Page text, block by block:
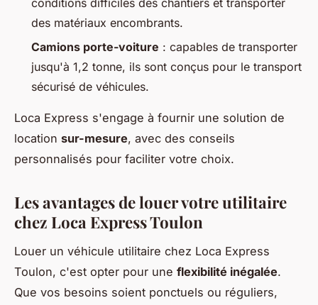
des matériaux encombrants.
Camions porte-voiture : capables de transporter
jusqu'à 1,2 tonne, ils sont conçus pour le transport
sécurisé de véhicules.
Loca Express s'engage à fournir une solution de
location sur-mesure, avec des conseils
personnalisés pour faciliter votre choix.
Les avantages de louer votre utilitaire
chez Loca Express Toulon
Louer un véhicule utilitaire chez Loca Express
Toulon, c'est opter pour une flexibilité inégalée.
Que vos besoins soient ponctuels ou réguliers,